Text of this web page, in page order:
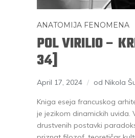
ANATOMIJA FENOMENA
POL VIRILIO –
34]
April 17, 2024 od Nikola
Kniga eseja francuskog
je jezikom dinamickih
drustvenih postavki